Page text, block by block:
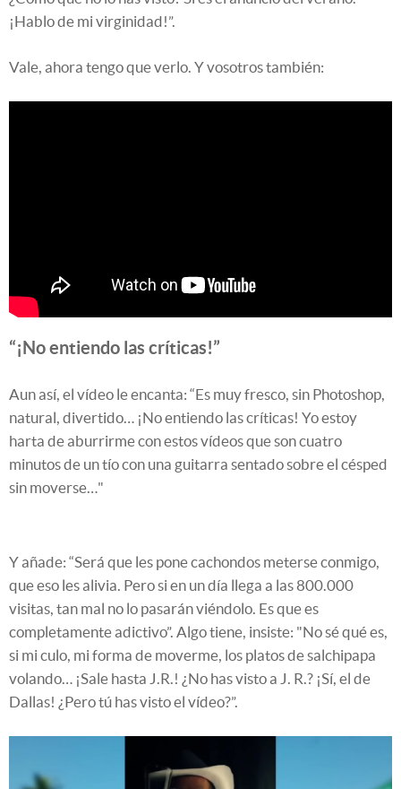
¡Hablo de mi virginidad!”.
Vale, ahora tengo que verlo. Y vosotros también:
“¡No entiendo las críticas!”
Aun así, el vídeo le encanta: “Es muy fresco, sin Photoshop,
natural, divertido… ¡No entiendo las críticas! Yo estoy
harta de aburrirme con estos vídeos que son cuatro
minutos de un tío con una guitarra sentado sobre el césped
sin moverse…"
Y añade: “Será que les pone cachondos meterse conmigo,
que eso les alivia. Pero si en un día llega a las 800.000
visitas, tan mal no lo pasarán viéndolo. Es que es
completamente adictivo”. Algo tiene, insiste: "No sé qué es,
si mi culo, mi forma de moverme, los platos de salchipapa
volando… ¡Sale hasta J.R.! ¿No has visto a J. R.? ¡Sí, el de
Dallas! ¿Pero tú has visto el vídeo?”.